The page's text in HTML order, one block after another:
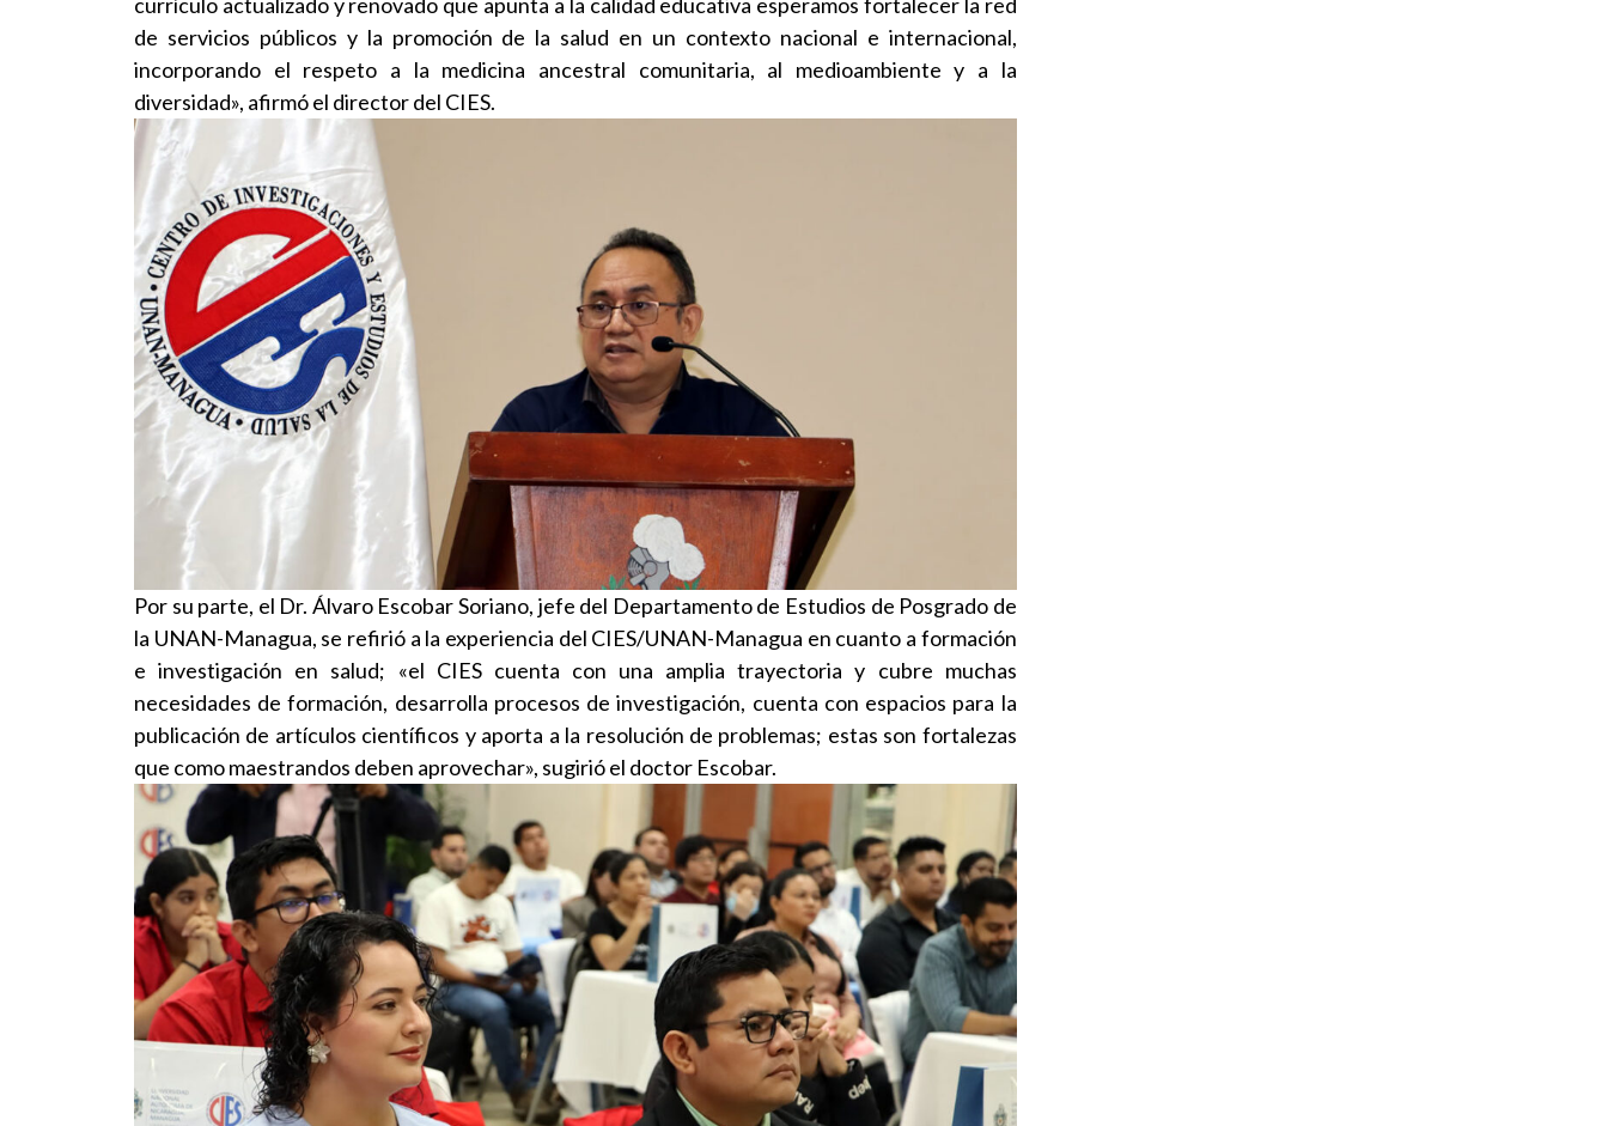
de servicios públicos y la promoción de la salud en un contexto nacional e internacional,
incorporando el respeto a la medicina ancestral comunitaria, al medioambiente y a la
diversidad», afirmó el director del CIES.
Por su parte, el Dr. Álvaro Escobar Soriano, jefe del Departamento de Estudios de Posgrado de
la UNAN-Managua, se refirió a la experiencia del CIES/UNAN-Managua en cuanto a formación
e investigación en salud; «el CIES cuenta con una amplia trayectoria y cubre muchas
necesidades de formación, desarrolla procesos de investigación, cuenta con espacios para la
publicación de artículos científicos y aporta a la resolución de problemas; estas son fortalezas
que como maestrandos deben aprovechar», sugirió el doctor Escobar.